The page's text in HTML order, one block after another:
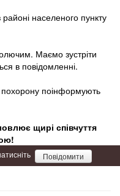
населеного пункту
Маємо зустріти
в повідомленні.
поінформують
щирі співчуття
Повідомити